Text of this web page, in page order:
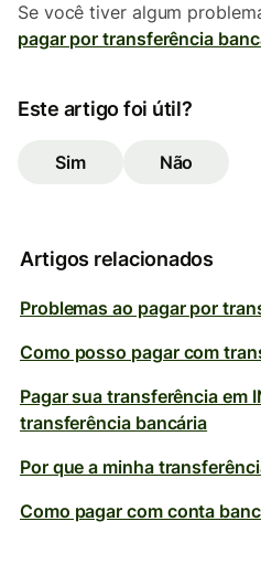
Se você tiver algum
pagar por transferência
Este artigo foi útil?
Sim Não
Artigos relacionados
Problemas ao pagar por
Como posso pagar com
Pagar sua transferência em
transferência bancária
Por que a minha
Como pagar com conta